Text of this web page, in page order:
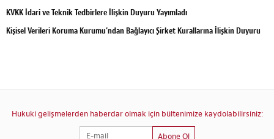
KVKK İdari ve Teknik Tedbirlere İlişkin Duyuru Yayımladı
Kişisel Verileri Koruma Kurumu’ndan Bağlayıcı Şirket Kurallarına İlişkin Duyuru
Hukuki gelişmelerden haberdar olmak için bültenimize kaydolabilirsiniz:
Abone Ol